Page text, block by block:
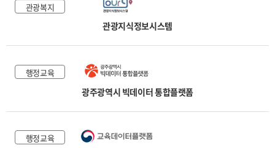
관광복지
관광지식정보시스템
행정교육
광주광역시 빅데이터 통합플랫폼
행정교육